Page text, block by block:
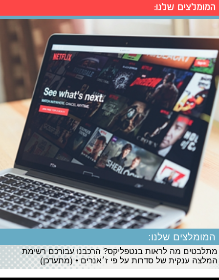
המומלצים שלנו:
המומלצים שלנו:
מתלבטים מה לראות בנטפליקס? הרכבנו עבורכם רשימת
המלצה ענקית של סדרות על פי ז׳אנרים • (מתעדכן)